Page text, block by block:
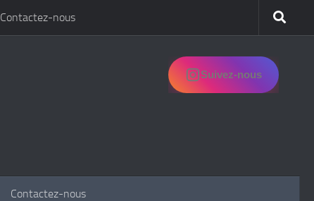
Contactez-nous
Suivez-nous
Contactez-nous